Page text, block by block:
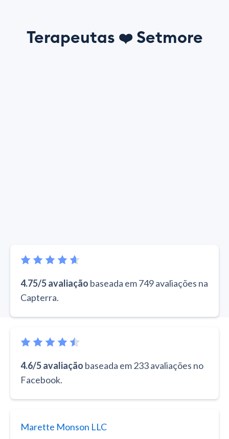
Terapeutas ❤️ Setmore
4.75/5 avaliação baseada em 749 avaliações na
Capterra.
4.6/5 avaliação baseada em 233 avaliações no
Facebook.
Marette Monson LLC